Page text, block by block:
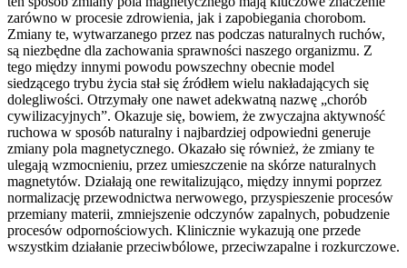
zarówno w procesie zdrowienia, jak i zapobiegania chorobom.
Zmiany te, wytwarzanego przez nas podczas naturalnych ruchów,
są niezbędne dla zachowania sprawności naszego organizmu. Z
tego między innymi powodu powszechny obecnie model
siedzącego trybu życia stał się źródłem wielu nakładających się
dolegliwości. Otrzymały one nawet adekwatną nazwę „chorób
cywilizacyjnych”. Okazuje się, bowiem, że zwyczajna aktywność
ruchowa w sposób naturalny i najbardziej odpowiedni generuje
zmiany pola magnetycznego. Okazało się również, że zmiany te
ulegają wzmocnieniu, przez umieszczenie na skórze naturalnych
magnetytów. Działają one rewitalizująco, między innymi poprzez
normalizację przewodnictwa nerwowego, przyspieszenie procesów
przemiany materii, zmniejszenie odczynów zapalnych, pobudzenie
procesów odpornościowych. Klinicznie wykazują one przede
wszystkim działanie przeciwbólowe, przeciwzapalne i rozkurczowe.